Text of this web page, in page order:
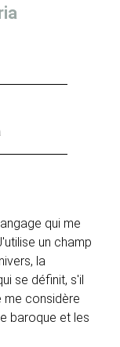
qui me
un champ
la
se définit, s'il
me considère
baroque et les